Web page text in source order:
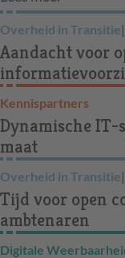
Overheid in Transitie|
Aandacht voor
Kennispartners
Dynamische IT-
maat
Overheid in Transitie|
Tijd voor open
ambtenaren
Digitale